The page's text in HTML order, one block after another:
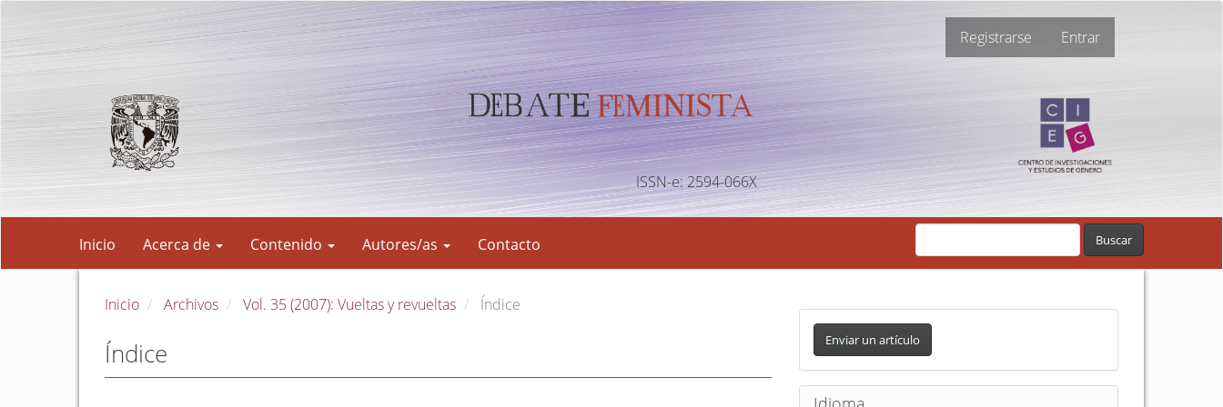
principal
Registrarse Entrar
ISSN-e: 2594-066X
Inicio Acerca de Contenido Autores/as Contacto Buscar
Inicio Archivos Vol. 35 (2007): Vueltas y revueltas Índice
Índice
E
v
i
Enviar un artículo